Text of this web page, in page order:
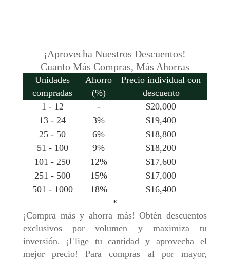
¡Aprovecha Nuestros Descuentos!
Cuanto Más Compras, Más Ahorras
Unidades
compradas
Ahorro
(%)
Precio individual con
descuento
1 - 12
- $20,000
13 - 24
3% $19,400
25 - 50
6% $18,800
51 - 100
9% $18,200
101 - 250
12% $17,600
251 - 500
15% $17,000
501 - 1000
18% $16,400
*
¡Compra más y ahorra más! Obtén descuentos
exclusivos por volumen y maximiza tu
inversión. ¡Elige tu cantidad y aprovecha el
mejor precio! Para compras al por mayor,